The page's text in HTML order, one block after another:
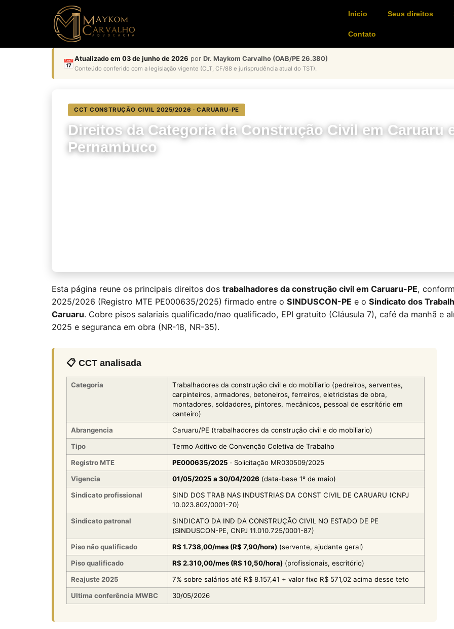
Inicio Seus direitos
Contato
📅Atualizado em 03 de junho de 2026 por Dr. Maykom Carvalho (OAB/PE 26.380)
Conteúdo conferido com a legislação vigente (CLT, CF/88 e jurisprudência atual do TST).
CCT CONSTRUÇÃO CIVIL 2025/2026 · CARUARU-PE
Direitos da Categoria da Construção Civil em Caruaru
Pernambuco
Esta página reune os principais direitos dos trabalhadores da construção civil em Caruaru-PE,
2025/2026 (Registro MTE PE000635/2025) firmado entre o SINDUSCON-PE e o Sindicato dos
Caruaru. Cobre pisos salariais qualificado/nao qualificado, EPI gratuito (Cláusula 7), café da manhã e
2025 e seguranca em obra (NR-18, NR-35).
📋 CCT analisada
Categoria
Trabalhadores da construção civil e do mobiliario (pedreiros, serventes,
carpinteiros, armadores, betoneiros, ferreiros, eletricistas de obra,
montadores, soldadores, pintores, mecânicos, pessoal de escritório em
canteiro)
Abrangencia
Caruaru/PE (trabalhadores da construção civil e do mobiliario)
Tipo
Termo Aditivo de Convenção Coletiva de Trabalho
Registro MTE
PE000635/2025 · Solicitação MR030509/2025
Vigencia
01/05/2025 a 30/04/2026 (data-base 1º de maio)
Sindicato profissional
SIND DOS TRAB NAS INDUSTRIAS DA CONST CIVIL DE CARUARU (CNPJ
10.023.802/0001-70)
Sindicato patronal
SINDICATO DA IND DA CONSTRUÇÃO CIVIL NO ESTADO DE PE
(SINDUSCON-PE, CNPJ 11.010.725/0001-87)
Piso não qualificado
R$ 1.738,00/mes (R$ 7,90/hora) (servente, ajudante geral)
Piso qualificado
R$ 2.310,00/mes (R$ 10,50/hora) (profissionais, escritório)
Reajuste 2025
7% sobre salários até R$ 8.157,41 + valor fixo R$ 571,02 acima desse teto
Ultima conferência MWBC
30/05/2026